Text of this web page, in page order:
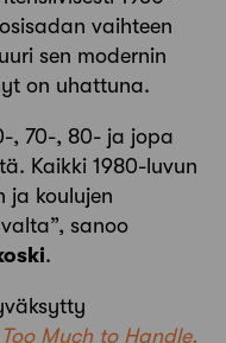
vaihteen
sen modernin
on uhattuna.
, 70-, 80- ja jopa
Kaikki 1980-luvun
ja koulujen
sanoo
.
Too Much to Handle.